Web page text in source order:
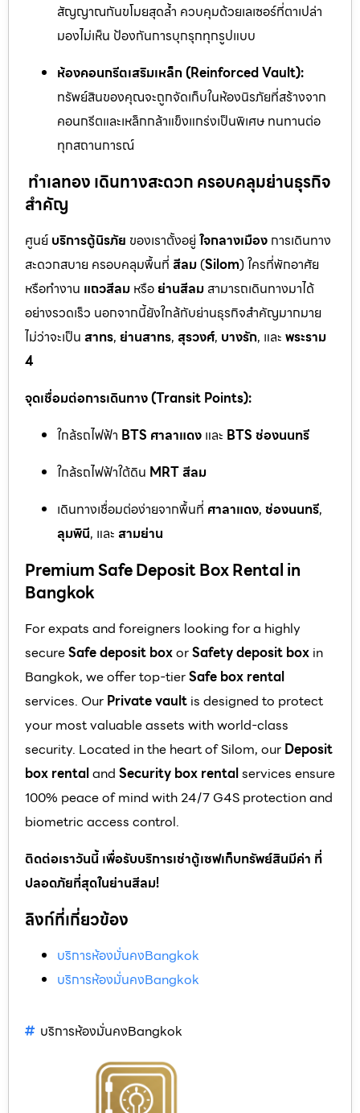
สัญญาณกันขโมยสุดล้ำ ควบคุมด้วยเลเซอร์ที่ตาเปล่า
มองไม่เห็น ป้องกันการบุกรุกทุกรูปแบบ
ห้องคอนกรีตเสริมเหล็ก (Reinforced Vault):
ทรัพย์สินของคุณจะถูกจัดเก็บในห้องนิรภัยที่สร้างจาก
คอนกรีตและเหล็กกล้าแข็งแกร่งเป็นพิเศษ ทนทานต่อ
ทุกสถานการณ์
ทำเลทอง เดินทางสะดวก ครอบคลุมย่านธุรกิจ
สำคัญ
ศูนย์ บริการตู้นิรภัย ของเราตั้งอยู่ ใจกลางเมือง การเดินทาง
สะดวกสบาย ครอบคลุมพื้นที่ สีลม(Silom) ใครที่พักอาศัย
หรือทำงาน แถวสีลม หรือย่านสีลม สามารถเดินทางมาได้
อย่างรวดเร็ว นอกจากนี้ยังใกล้กับย่านธุรกิจสำคัญมากมาย
ไม่ว่าจะเป็น สาทร, ย่านสาทร, สุรวงศ์, บางรัก, และ พระราม
4
จุดเชื่อมต่อการเดินทาง (Transit Points):
ใกล้รถไฟฟ้า BTS ศาลาแดง และ BTS ช่องนนทรี
ใกล้รถไฟฟ้าใต้ดิน MRT สีลม
เดินทางเชื่อมต่อง่ายจากพื้นที่ ศาลาแดง, ช่องนนทรี,
ลุมพินี, และ สามย่าน
Premium Safe Deposit Box Rental in
Bangkok
For expats and foreigners looking for a highly
secureSafe deposit boxorSafety deposit box in
Bangkok, we offer top-tierSafe box rental
services. Our Private vault is designed to protect
your most valuable assets with world-class
security. Located in the heart of Silom, our Deposit
box rentaland Security box rentalservices ensure
100% peace of mind with 24/7 G4S protection and
biometric access control.
ติดต่อเราวันนี้ เพื่อรับบริการเช่าตู้เซฟเก็บทรัพย์สินมีค่า ที่
ปลอดภัยที่สุดในย่านสีลม!
ลิงก์ที่เกี่ยวข้อง
บริการห้องมั่นคงBangkok
บริการห้องมั่นคงBangkok
บริการห้องมั่นคงBangkok